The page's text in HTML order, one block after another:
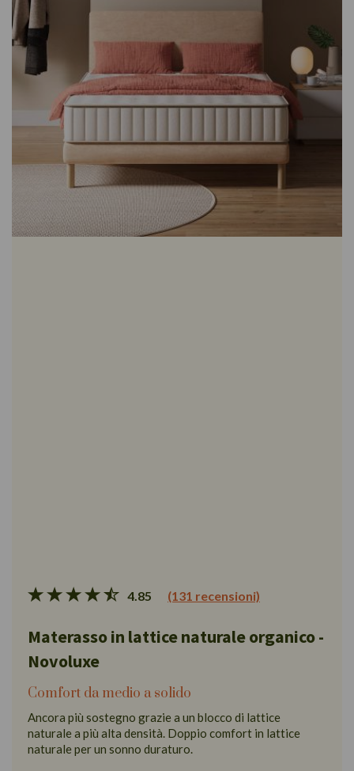
4.85 (131 recensioni)
Materasso in lattice naturale organico -
Novoluxe
Comfort da medio a solido
Ancora più sostegno grazie a un blocco di lattice
naturale a più alta densità. Doppio comfort in lattice
naturale per un sonno duraturo.